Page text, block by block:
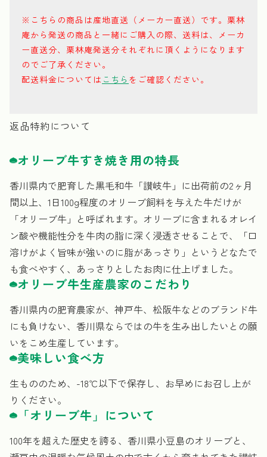
※こちらの商品は産地直送（メーカー直送）です。栗林
庵から発送の商品と一緒にご購入の際、送料は、メーカ
ー直送分、栗林庵発送分それぞれに頂くようになります
のでご了承ください。
配送料金については こちら をご確認ください。
返品特約について
オリーブ牛すき焼き用の特長
香川県内で肥育した黒毛和牛「讃岐牛」に出荷前の2ヶ月
間以上、1日100g程度のオリーブ飼料を与えた牛だけが
「オリーブ牛」と呼ばれます。オリーブに含まれるオレイ
ン酸や機能性分を牛肉の脂に深く浸透させることで、「口
溶けがよく旨味が強いのに脂があっさり」というどなたで
も食べやすく、あっさりとしたお肉に仕上げました。
オリーブ牛生産農家のこだわり
香川県内の肥育農家が、神戸牛、松阪牛などのブランド牛
にも負けない、香川県ならではの牛を生み出したいとの願
いをこめ生産しています。
美味しい食べ方
生もののため、-18℃以下で保存し、お早めにお召し上が
りください。
「オリーブ牛」について
100年を超えた歴史を誇る、香川県小豆島のオリーブと、